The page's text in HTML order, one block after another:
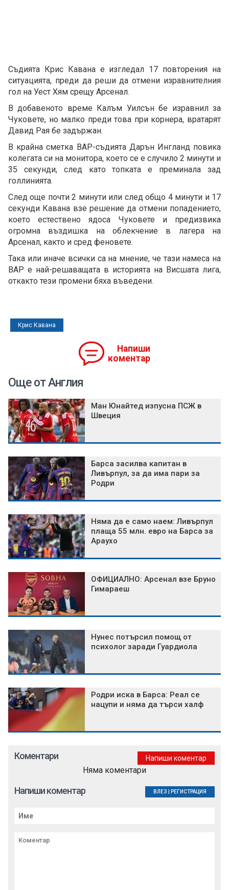
Съдията Крис Кавана е изгледал 17 повторения на
ситуацията, преди да реши да отмени изравнителния
гол на Уест Хям срещу Арсенал.
В добавеното време Калъм Уилсън бе изравнил за
Чуковете, но малко преди това при корнера, вратарят
Давид Рая бе задържан.
В крайна сметка ВАР-съдията Дарън Ингланд повика
колегата си на монитора, което се е случило 2 минути и
35 секунди, след като топката е преминала зад
голлинията.
След още почти 2 минути или след общо 4 минути и 17
секунди Кавана взе решение да отмени попадението,
което естествено ядоса Чуковете и предизвика
огромна въздишка на облекчение в лагера на
Арсенал, както и сред феновете.
Така или иначе всички са на мнение, че тази намеса на
ВАР е най-решаващата в историята на Висшата лига,
откакто тези промени бяха въведени.
Крис Кавана
Напиши
коментар
Още от Англия
Ман Юнайтед изпусна ПСЖ в
Швеция
Барса засилва капитан в
Ливърпул, за да има пари за
Родри
Няма да е само наем: Ливърпул
плаща 55 млн. евро на Барса за
Араухо
ОФИЦИАЛНО: Арсенал взе Бруно
Гимараеш
Нунес потърсил помощ от
психолог заради Гуардиола
Родри иска в Барса: Реал се
нацупи и няма да търси халф
Коментари Напиши коментар
Няма коментари
Напиши коментар ВЛЕЗ РЕГИСТРАЦИЯ